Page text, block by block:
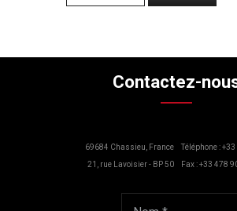
Contactez-
Téléphone :
Fax : +33 478
69684 Chassieu, France
21, rue Lavoisier - BP 50